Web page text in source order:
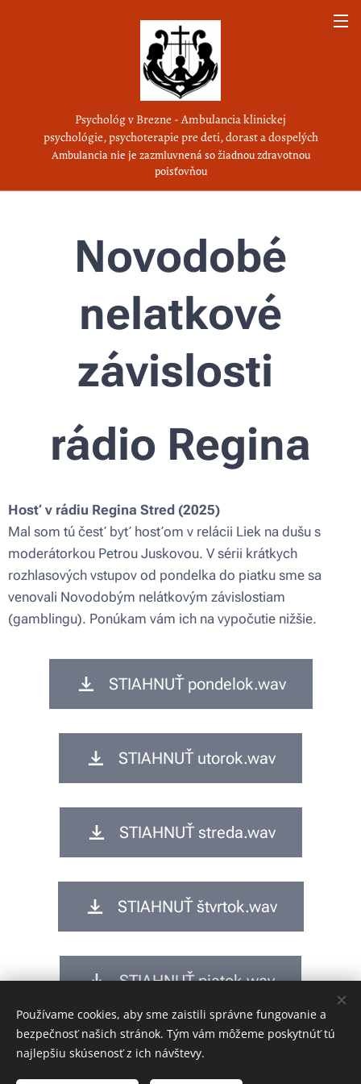
Psychológ v Brezne - Ambulancia klinickej
psychológie, psychoterapie pre deti, dorast a dospelých
Ambulancia nie je zazmluvnená so žiadnou zdravotnou
poisťovňou
Novodobé
nelatkové
závislosti
rádio Regina
Hosť v rádiu Regina Stred (2025)
Mal som tú česť byť hosťom v relácii Liek na dušu s
moderátorkou Petrou Juskovou. V sérii krátkych
rozhlasových vstupov od pondelka do piatku sme sa
venovali Novodobým nelátkovým závislostiam
(gamblingu). Ponúkam vám ich na vypočutie nižšie.
STIAHNUŤ pondelok.wav
STIAHNUŤ utorok.wav
STIAHNUŤ streda.wav
STIAHNUŤ štvrtok.wav
STIAHNUŤ piatok.wav
Používame cookies, aby sme zaistili správne fungovanie a
bezpečnosť našich stránok. Tým vám môžeme poskytnúť tú
najlepšiu skúsenosť z ich návštevy.